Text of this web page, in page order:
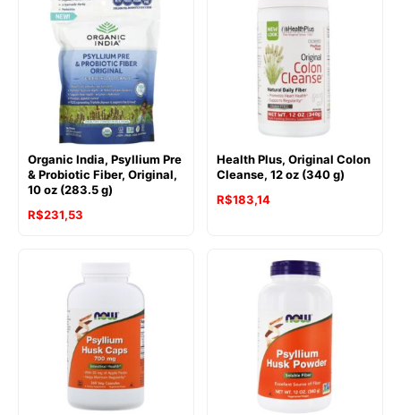
R$197,16.
R$170,31.
Organic India, Psyllium Pre
& Probiotic Fiber, Original,
10 oz (283.5 g)
R$231,53
Health Plus, Original Colon
Cleanse, 12 oz (340 g)
R$183,14